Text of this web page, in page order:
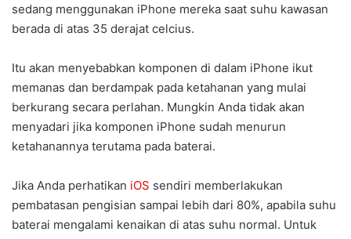
sedang menggunakan iPhone mereka saat suhu kawasan
berada di atas 35 derajat celcius.
Itu akan menyebabkan komponen di dalam iPhone ikut
memanas dan berdampak pada ketahanan yang mulai
berkurang secara perlahan. Mungkin Anda tidak akan
menyadari jika komponen iPhone sudah menurun
ketahanannya terutama pada baterai.
Jika Anda perhatikan iOS sendiri memberlakukan
pembatasan pengisian sampai lebih dari 80%, apabila suhu
baterai mengalami kenaikan di atas suhu normal. Untuk